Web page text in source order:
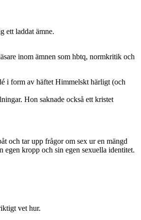
ett laddat ämne.
inom ämnen som hbtq, normkritik och
i form av häftet Himmelskt härligt (och
Hon saknade också ett kristet
och tar upp frågor om sex ur en mängd
kropp och sin egen sexuella identitet.
vet hur.